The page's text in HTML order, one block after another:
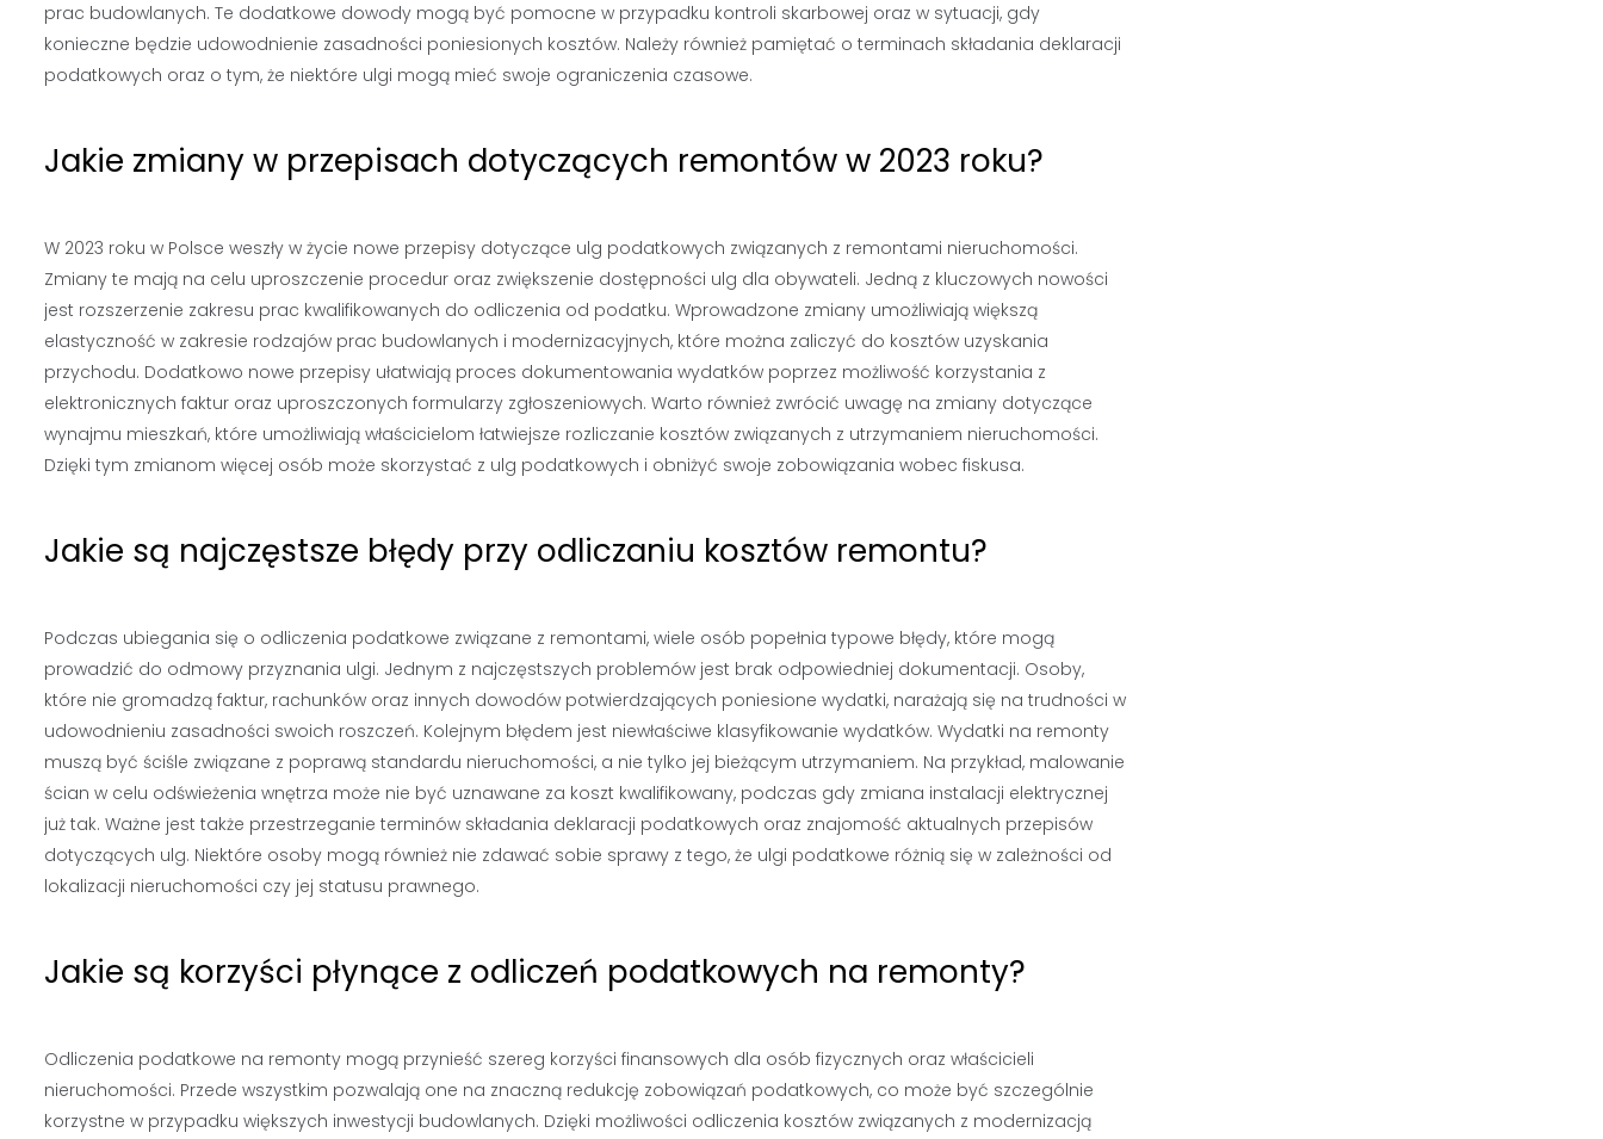
prac budowlanych. Te dodatkowe dowody mogą być pomocne w przypadku kontroli skarbowej oraz w sytuacji, gdy
konieczne będzie udowodnienie zasadności poniesionych kosztów. Należy również pamiętać o terminach składania deklaracji
podatkowych oraz o tym, że niektóre ulgi mogą mieć swoje ograniczenia czasowe.
Jakie zmiany w przepisach dotyczących remontów w 2023 roku?
W 2023 roku w Polsce weszły w życie nowe przepisy dotyczące ulg podatkowych związanych z remontami nieruchomości.
Zmiany te mają na celu uproszczenie procedur oraz zwiększenie dostępności ulg dla obywateli. Jedną z kluczowych nowości
jest rozszerzenie zakresu prac kwalifikowanych do odliczenia od podatku. Wprowadzone zmiany umożliwiają większą
elastyczność w zakresie rodzajów prac budowlanych i modernizacyjnych, które można zaliczyć do kosztów uzyskania
przychodu. Dodatkowo nowe przepisy ułatwiają proces dokumentowania wydatków poprzez możliwość korzystania z
elektronicznych faktur oraz uproszczonych formularzy zgłoszeniowych. Warto również zwrócić uwagę na zmiany dotyczące
wynajmu mieszkań, które umożliwiają właścicielom łatwiejsze rozliczanie kosztów związanych z utrzymaniem nieruchomości.
Dzięki tym zmianom więcej osób może skorzystać z ulg podatkowych i obniżyć swoje zobowiązania wobec fiskusa.
Jakie są najczęstsze błędy przy odliczaniu kosztów remontu?
Podczas ubiegania się o odliczenia podatkowe związane z remontami, wiele osób popełnia typowe błędy, które mogą
prowadzić do odmowy przyznania ulgi. Jednym z najczęstszych problemów jest brak odpowiedniej dokumentacji. Osoby,
które nie gromadzą faktur, rachunków oraz innych dowodów potwierdzających poniesione wydatki, narażają się na trudności w
udowodnieniu zasadności swoich roszczeń. Kolejnym błędem jest niewłaściwe klasyfikowanie wydatków. Wydatki na remonty
muszą być ściśle związane z poprawą standardu nieruchomości, a nie tylko jej bieżącym utrzymaniem. Na przykład, malowanie
ścian w celu odświeżenia wnętrza może nie być uznawane za koszt kwalifikowany, podczas gdy zmiana instalacji elektrycznej
już tak. Ważne jest także przestrzeganie terminów składania deklaracji podatkowych oraz znajomość aktualnych przepisów
dotyczących ulg. Niektóre osoby mogą również nie zdawać sobie sprawy z tego, że ulgi podatkowe różnią się w zależności od
lokalizacji nieruchomości czy jej statusu prawnego.
Jakie są korzyści płynące z odliczeń podatkowych na remonty?
Odliczenia podatkowe na remonty mogą przynieść szereg korzyści finansowych dla osób fizycznych oraz właścicieli
nieruchomości. Przede wszystkim pozwalają one na znaczną redukcję zobowiązań podatkowych, co może być szczególnie
korzystne w przypadku większych inwestycji budowlanych. Dzięki możliwości odliczenia kosztów związanych z modernizacją